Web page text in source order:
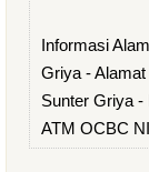
Informasi
Griya -
Sunter Griya -
ATM OCBC